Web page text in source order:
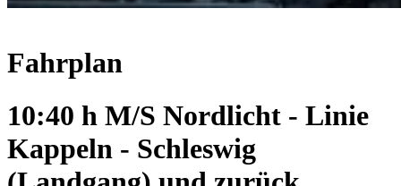
Fahrplan
10:40 h M/S Nordlicht - Linie
Kappeln - Schleswig